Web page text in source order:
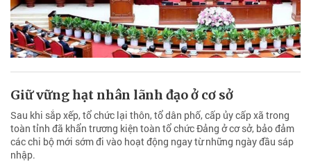
Giữ vững hạt nhân lãnh đạo ở cơ sở
Sau khi sắp xếp, tổ chức lại thôn, tổ dân phố, cấp ủy cấp xã trong
toàn tỉnh đã khẩn trương kiện toàn tổ chức Đảng ở cơ sở, bảo đảm
các chi bộ mới sớm đi vào hoạt động ngay từ những ngày đầu sáp
nhập.